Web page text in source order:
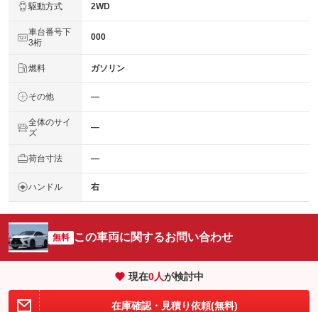
駆動方式 2WD
車台番号下
3桁
000
燃料 ガソリン
その他 ―
全体のサイ
ズ
―
荷台寸法 ―
ハンドル 右
無料 この車両に関するお問い合わせ
現在0人が検討中
在庫確認・見積り依頼(無料)